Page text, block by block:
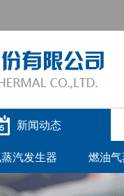
新闻动态
汽发生器 燃油